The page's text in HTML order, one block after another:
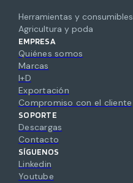
Herramientas y consumibles
Agricultura y poda
EMPRESA
Quiénes somos
Marcas
I+D
Exportación
Compromiso con el cliente
SOPORTE
Descargas
Contacto
SÍGUENOS
Linkedin
Youtube